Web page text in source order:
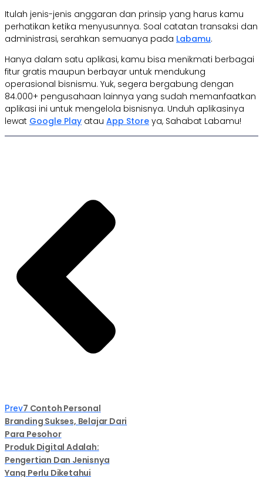
Itulah jenis-jenis anggaran dan prinsip yang harus kamu
perhatikan ketika menyusunnya. Soal catatan transaksi dan
administrasi, serahkan semuanya pada Labamu.
Hanya dalam satu aplikasi, kamu bisa menikmati berbagai
fitur gratis maupun berbayar untuk mendukung
operasional bisnismu. Yuk, segera bergabung dengan
84.000+ pengusahaan lainnya yang sudah memanfaatkan
aplikasi ini untuk mengelola bisnisnya. Unduh aplikasinya
lewat Google Play atau App Store ya, Sahabat Labamu!
Prev7 Contoh Personal
Branding Sukses, Belajar Dari
Para Pesohor
Produk Digital Adalah:
Pengertian Dan Jenisnya
Yang Perlu Diketahui